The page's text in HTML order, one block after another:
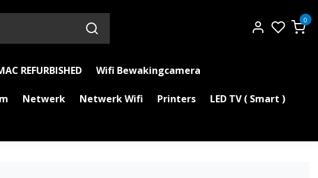
0
REFURBISHED Wifi Bewakingcamera
Netwerk Netwerk Wifi Printers LED TV ( Smart )